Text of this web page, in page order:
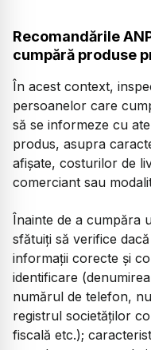
Recomandările
cumpără produse
În acest context,
persoanelor care
să se informeze cu
produs, asupra
afişate, costurilor de
comerciant sau
Înainte de a cumpăra
sfătuiți să verifice
informaţii corecte şi
identificare
numărul de telefon,
registrul societăţilor
fiscală etc.);